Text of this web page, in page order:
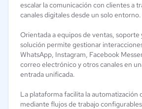
escalar la comunicación con clientes a
canales digitales desde un solo entorno.
Orientada a equipos de ventas, soporte
solución permite gestionar
WhatsApp, Instagram, Facebook
correo electrónico y otros canales en
entrada unificada.
La plataforma facilita la automatización
mediante flujos de trabajo